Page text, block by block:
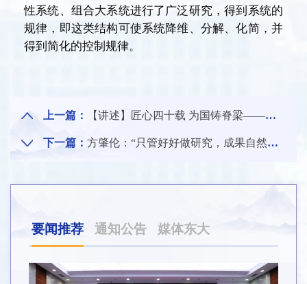
性系统、组合大系统进行了广泛研究，得到系统的
规律，即这类结构可使系统降维、分解、化简，并
得到简化的控制规律。
上一篇： 【讲述】匠心四十载 为国铸脊梁——讲述全国先进工作者朱苗勇教授的故事
下一篇： 方肇伦：“只管好好做研究，成果自然也就出来了”
要闻推荐 通知公告 媒体东大